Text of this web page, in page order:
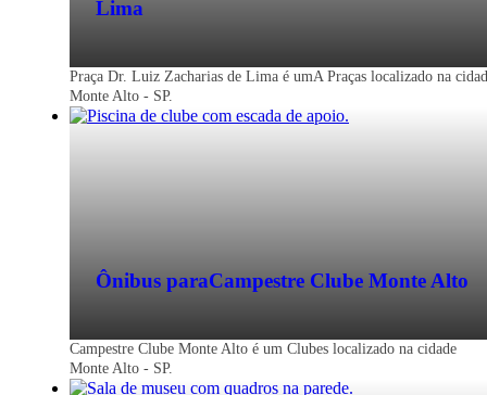
Monte Alto - SP. Reserve agora, online e
sem filas. Mais barato que a passagem na
Lima
Praça Dr. Luiz Zacharias de Lima é umA Praças localizado na
Monte Alto - SP.
Ônibus paraCampestre Clube Monte Alto
Campestre Clube Monte Alto é um Clubes localizado na cidade
Monte Alto - SP.